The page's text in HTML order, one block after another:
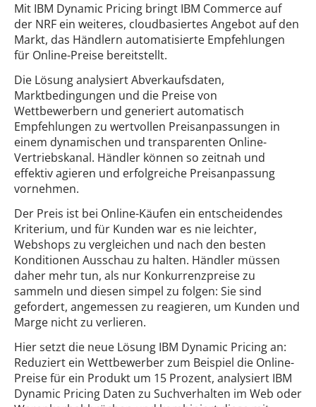
Mit IBM Dynamic Pricing bringt IBM Commerce auf
der NRF ein weiteres, cloudbasiertes Angebot auf den
Markt, das Händlern automatisierte Empfehlungen
für Online-Preise bereitstellt.
Die Lösung analysiert Abverkaufsdaten,
Marktbedingungen und die Preise von
Wettbewerbern und generiert automatisch
Empfehlungen zu wertvollen Preisanpassungen in
einem dynamischen und transparenten Online-
Vertriebskanal. Händler können so zeitnah und
effektiv agieren und erfolgreiche Preisanpassung
vornehmen.
Der Preis ist bei Online-Käufen ein entscheidendes
Kriterium, und für Kunden war es nie leichter,
Webshops zu vergleichen und nach den besten
Konditionen Ausschau zu halten. Händler müssen
daher mehr tun, als nur Konkurrenzpreise zu
sammeln und diesen simpel zu folgen: Sie sind
gefordert, angemessen zu reagieren, um Kunden und
Marge nicht zu verlieren.
Hier setzt die neue Lösung IBM Dynamic Pricing an:
Reduziert ein Wettbewerber zum Beispiel die Online-
Preise für ein Produkt um 15 Prozent, analysiert IBM
Dynamic Pricing Daten zu Suchverhalten im Web oder